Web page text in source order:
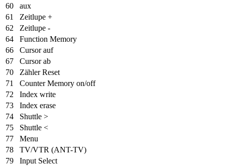
60
aux
61
Zeitlupe +
62
Zeitlupe -
64
Function Memory
66
Cursor auf
67
Cursor ab
70
Zähler Reset
71
Counter Memory on/off
72
Index write
73
Index erase
74
Shuttle >
75
Shuttle <
77
Menu
78
TV/VTR (ANT-TV)
79
Input Select